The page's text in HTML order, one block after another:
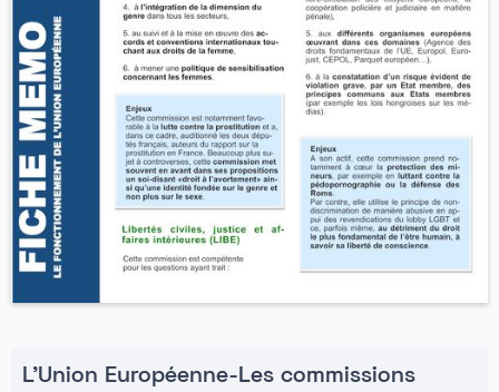
L'Union Européenne-Les commissions